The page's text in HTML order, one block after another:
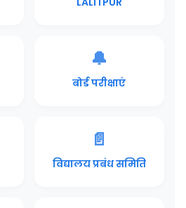
🔔
बोर्ड परीक्षाएं
📄
विद्यालय प्रबंध समिति